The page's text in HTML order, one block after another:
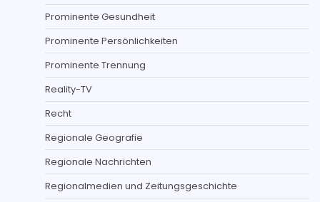
Prominente Gesundheit
Prominente Persönlichkeiten
Prominente Trennung
Reality-TV
Recht
Regionale Geografie
Regionale Nachrichten
Regionalmedien und Zeitungsgeschichte